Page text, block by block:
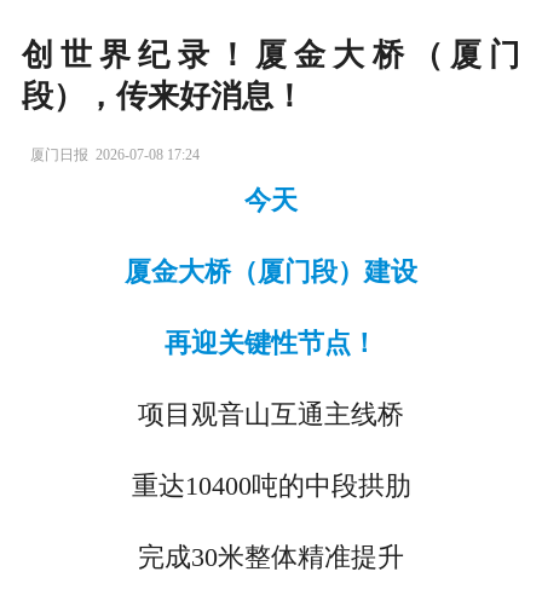
创世界纪录！厦金大桥（厦门
段），传来好消息！
厦门日报 2026-07-08 17:24
今天
厦金大桥（厦门段） 建设
再迎关键性节点！
项目观音山互通主线桥
重达10400吨的中段拱肋
完成30米整体精准提升